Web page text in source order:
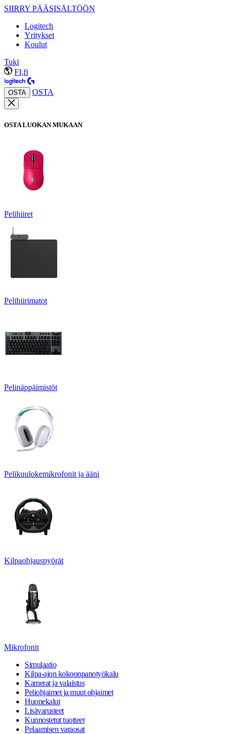
SIIRRY PÄÄSISÄLTÖÖN
Logitech
Yritykset
Koulut
Tuki
FI,fi
OSTA OSTA
OSTA LUOKAN MUKAAN
Pelihiiret
Pelihiirimatot
Pelinäppäimistöt
Pelikuulokemikrofonit ja ääni
Kilpaohjauspyörät
Mikrofonit
Simulaatio
Kilpa-ajon kokoonpanotyökalu
Kamerat ja valaistus
Peliohjaimet ja muut ohjaimet
Huonekalut
Lisävarusteet
Kunnostetut tuotteet
Pelaamisen varaosat